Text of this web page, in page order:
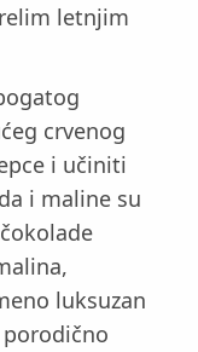
letnjim
crvenog
i učiniti
i maline su
luksuzan